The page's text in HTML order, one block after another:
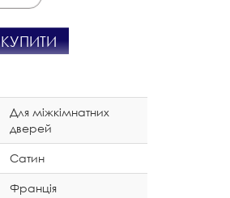
КУПИТИ
Для міжкімнатних
дверей
Сатин
Франція